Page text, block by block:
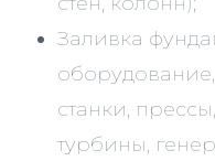
Заливка
станки,
турбины,